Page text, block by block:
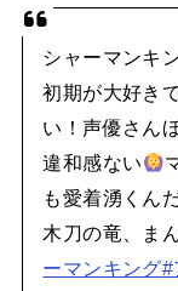
シャーマンキ
初期が大好き
い！声優さん
違和感ない
も愛着湧くん
木刀の竜、ま
ーマンキング#